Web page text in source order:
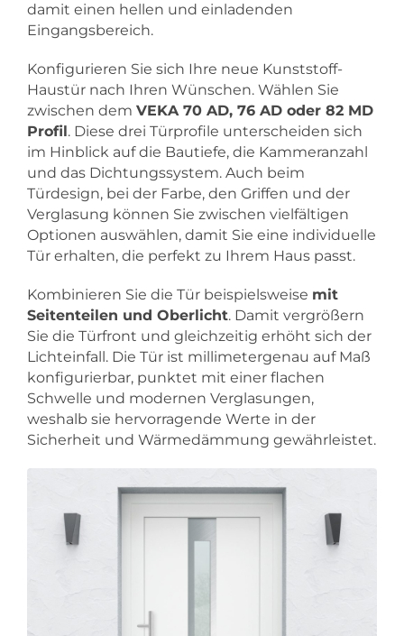
damit einen hellen und einladenden
Eingangsbereich.
Konfigurieren Sie sich Ihre neue Kunststoff-
Haustür nach Ihren Wünschen. Wählen Sie
zwischen dem VEKA 70 AD, 76 AD oder 82 MD
Profil . Diese drei Türprofile unterscheiden sich
im Hinblick auf die Bautiefe, die Kammeranzahl
und das Dichtungssystem. Auch beim
Türdesign, bei der Farbe, den Griffen und der
Verglasung können Sie zwischen vielfältigen
Optionen auswählen, damit Sie eine individuelle
Tür erhalten, die perfekt zu Ihrem Haus passt.
Kombinieren Sie die Tür beispielsweise mit
Seitenteilen und Oberlicht. Damit vergrößern
Sie die Türfront und gleichzeitig erhöht sich der
Lichteinfall. Die Tür ist millimetergenau auf Maß
konfigurierbar, punktet mit einer flachen
Schwelle und modernen Verglasungen,
weshalb sie hervorragende Werte in der
Sicherheit und Wärmedämmung gewährleistet.